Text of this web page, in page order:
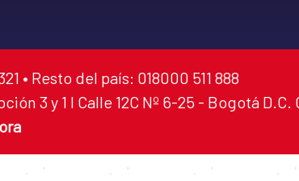
• Resto del país: 018000 511 888
3 y 1 I Calle 12C Nº 6-25 - Bogotá D.C.